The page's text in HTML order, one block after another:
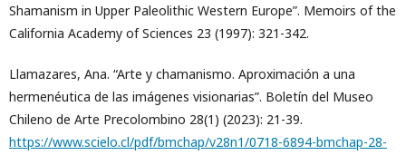
Shamanism in Upper Paleolithic Western Europe”. Memoirs of the
California Academy of Sciences 23 (1997): 321-342.
Llamazares, Ana. “Arte y chamanismo. Aproximación a una
hermenéutica de las imágenes visionarias”. Boletín del Museo
Chileno de Arte Precolombino 28(1) (2023): 21-39.
https://www.scielo.cl/pdf/bmchap/v28n1/0718-6894-bmchap-28-